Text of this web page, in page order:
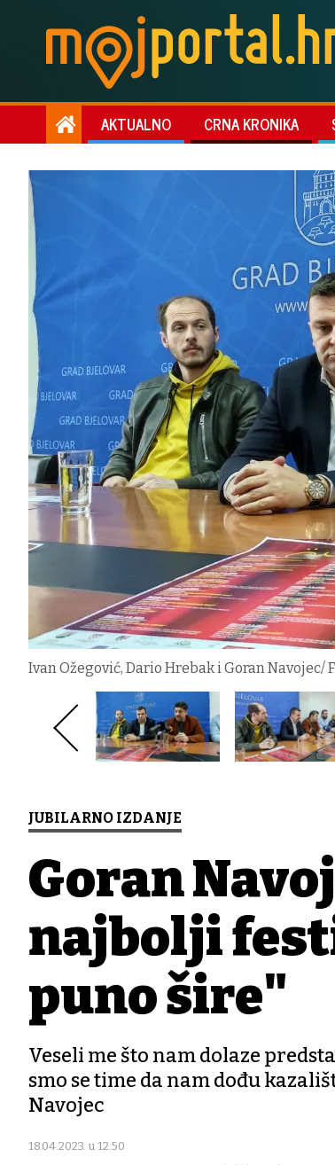
AKTUALNO CRNA KRONIKA
Ivan Ožegović, Dario Hrebak i Goran Navojec/
JUBILARNO IZDANJE
Goran
najbolji
puno šire"
Veseli me što nam dolaze
smo se time da nam dođu
Navojec
18.04.2023. u 12:50